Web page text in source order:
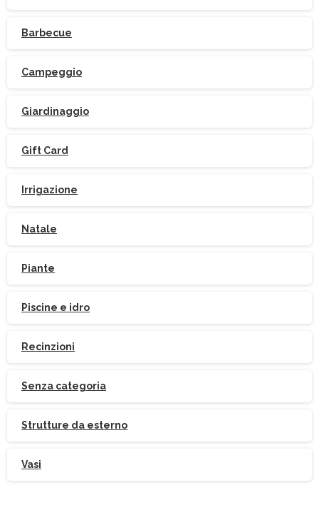
Barbecue
Campeggio
Giardinaggio
Gift Card
Irrigazione
Natale
Piante
Piscine e idro
Recinzioni
Senza categoria
Strutture da esterno
Vasi
Indirizzo email:
Accetto le condizioni generali di utilizzo e di